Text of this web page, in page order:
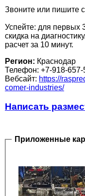
Звоните или пишите
Успейте: для первых
скидка на
расчет за 10 минут.
Регион: Краснодар
Телефон: +7-918-657-
Вебсайт: https://
comer-industries/
Написать
Приложенные